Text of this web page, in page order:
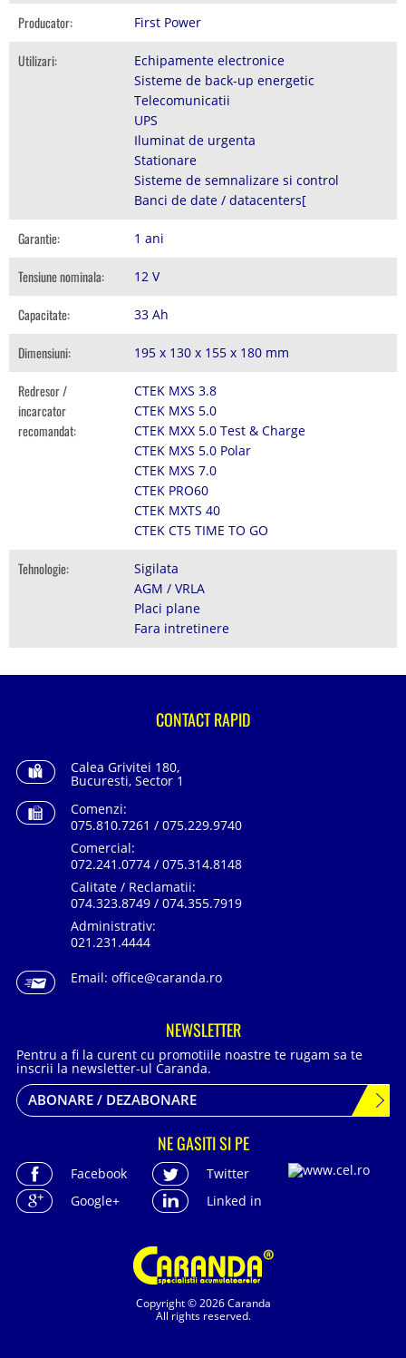
Producator: First Power
Utilizari:
Echipamente electronice
Sisteme de back-up energetic
Telecomunicatii
UPS
Iluminat de urgenta
Stationare
Sisteme de semnalizare si control
Banci de date / datacenters[
Garantie: 1 ani
Tensiune nominala: 12 V
Capacitate: 33 Ah
Dimensiuni: 195 x 130 x 155 x 180 mm
Redresor /
incarcator
recomandat:
CTEK MXS 3.8
CTEK MXS 5.0
CTEK MXX 5.0 Test & Charge
CTEK MXS 5.0 Polar
CTEK MXS 7.0
CTEK PRO60
CTEK MXTS 40
CTEK CT5 TIME TO GO
Tehnologie:
Sigilata
AGM / VRLA
Placi plane
Fara intretinere
Copyright © 2026 Caranda
All rights reserved.
CONTACT RAPID
Calea Grivitei 180,
Bucuresti, Sector 1
Comenzi:
075.810.7261 / 075.229.9740
Comercial:
072.241.0774 / 075.314.8148
Calitate / Reclamatii:
074.323.8749 / 074.355.7919
Administrativ:
021.231.4444
Email: office@caranda.ro
NEWSLETTER
Pentru a fi la curent cu promotiile noastre te rugam sa te
inscrii la newsletter-ul Caranda.
ABONARE / DEZABONARE
NE GASITI SI PE
Facebook
Twitter
Google+
Linked in